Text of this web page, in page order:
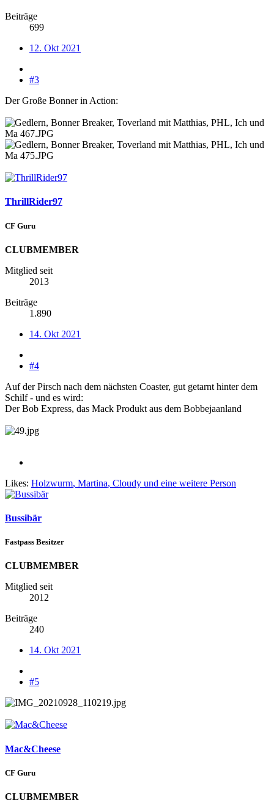
Beiträge
699
12. Okt 2021
#3
Der Große Bonner in Action:
ThrillRider97
CF Guru
CLUBMEMBER
Mitglied seit
2013
Beiträge
1.890
14. Okt 2021
#4
Auf der Pirsch nach dem nächsten Coaster, gut getarnt hinter dem
Schilf - und es wird:
Der Bob Express, das Mack Produkt aus dem Bobbejaanland
Likes: Holzwurm, Martina, Cloudy und eine weitere Person
Bussibär
Fastpass Besitzer
CLUBMEMBER
Mitglied seit
2012
Beiträge
240
14. Okt 2021
#5
Mac&Cheese
CF Guru
CLUBMEMBER